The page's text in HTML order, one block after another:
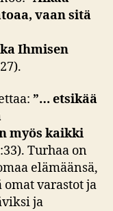
vaansitä
Ihmisen
”…etsikää
myös kaikki
Turhaa on
elämäänsä,
varastot ja
ja